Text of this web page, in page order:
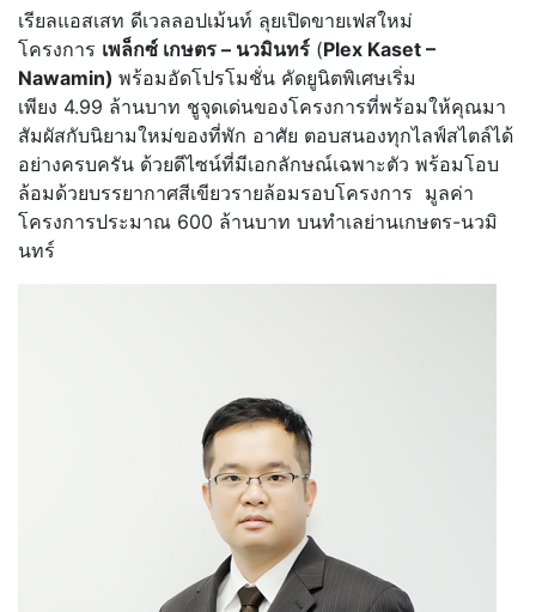
เรียลแอสเสท ดีเวลลอปเม้นท์ ลุยเปิดขายเฟสใหม่
โครงการ เพล็กซ์ เกษตร – นวมินทร์ (Plex Kaset –
Nawamin) พร้อมอัดโปรโมชั่น คัดยูนิตพิเศษเริ่ม
เพียง 4.99 ล้านบาท ชูจุดเด่นของโครงการที่พร้อมให้คุณมา
สัมผัสกับนิยามใหม่ของที่พัก อาศัย ตอบสนองทุกไลฟ์สไตล์ได้
อย่างครบครัน ด้วยดีไซน์ที่มีเอกลักษณ์เฉพาะตัว พร้อมโอบ
ล้อมด้วยบรรยากาศสีเขียวรายล้อมรอบโครงการ มูลค่า
โครงการประมาณ 600 ล้านบาท บนทำเลย่านเกษตร-นวมิ
นทร์